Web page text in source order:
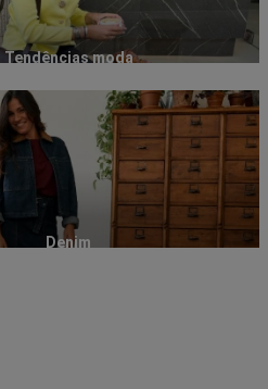
Tendências moda
Denim